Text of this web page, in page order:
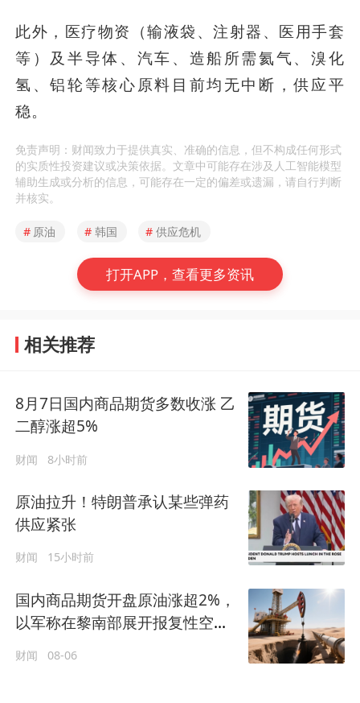
此外，医疗物资（输液袋、注射器、医用手套
等）及半导体、汽车、造船所需氦气、溴化
氢、铝轮等核心原料目前均无中断，供应平
稳。
免责声明：财闻致力于提供真实、准确的信息，但不构成任何形式
的实质性投资建议或决策依据。文章中可能存在涉及人工智能模型
辅助生成或分析的信息，可能存在一定的偏差或遗漏，请自行判断
并核实。
# 原油 # 韩国 # 供应危机
打开APP，查看更多资讯
相关推荐
8月7日国内商品期货多数收涨 乙
二醇涨超5%
财闻 8小时前
原油拉升！特朗普承认某些弹药
供应紧张
财闻 15小时前
国内商品期货开盘原油涨超2%，
以军称在黎南部展开报复性空袭
财闻 08-06